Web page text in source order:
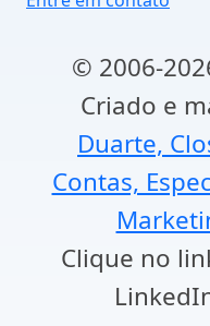
© 2006-
Criado e
Duarte,
Contas,
Clique no